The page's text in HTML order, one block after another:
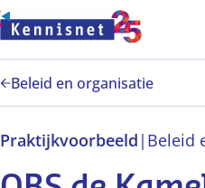
Doorgaan naar
Beleid en organisatie
Praktijkvoorbeeld | Beleid